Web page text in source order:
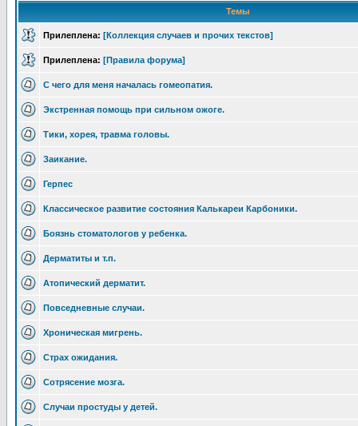
Темы
Прилеплена: [Коллекция случаев и прочих текстов]
Прилеплена: [Правила форума]
С чего для меня началась гомеопатия.
Экстренная помощь при сильном ожоге.
Тики, хорея, травма головы.
Заикание.
Герпес
Классическое развитие состояния Калькареи Карбоники.
Боязнь стоматологов у ребенка.
Дерматиты и т.п.
Атопический дерматит.
Повседневные случаи.
Хроническая мигрень.
Страх ожидания.
Сотрясение мозга.
Случаи простуды у детей.